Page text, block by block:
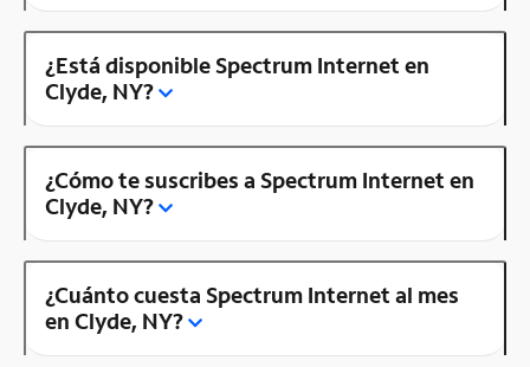
¿Está disponible Spectrum Internet en
Clyde, NY?
¿Cómo te suscribes a Spectrum Internet en
Clyde, NY?
¿Cuánto cuesta Spectrum Internet al mes
en Clyde, NY?